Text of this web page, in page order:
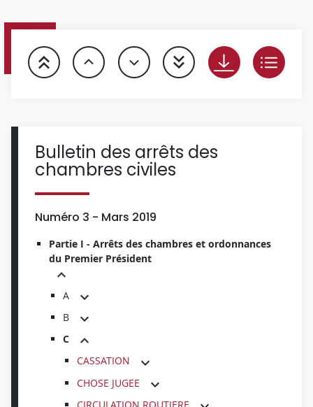
Bulletin des arrêts des
chambres civiles
Numéro 3 - Mars 2019
Partie I - Arrêts des chambres et ordonnances
du Premier Président
A
B
C
CASSATION
CHOSE JUGEE